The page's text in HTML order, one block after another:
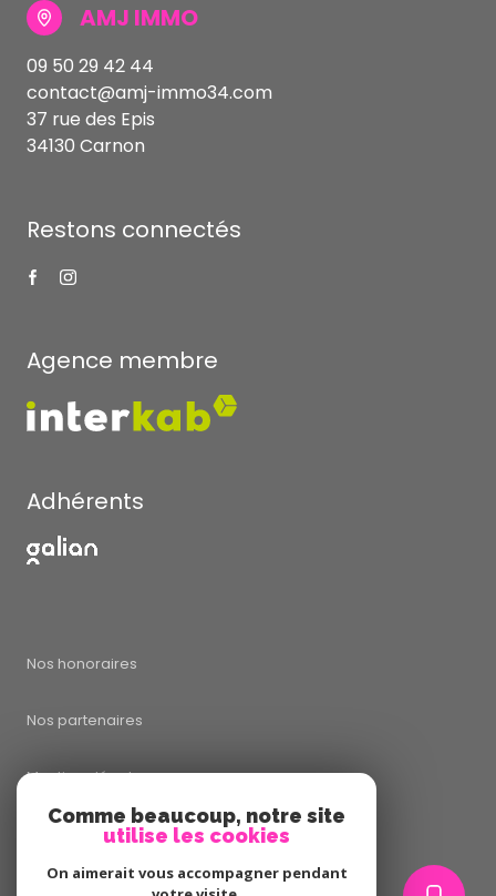
AMJ IMMO
09 50 29 42 44
contact@amj-immo34.com
37 rue des Epis
34130 Carnon
Restons connectés
Agence membre
Adhérents
Nos honoraires
Nos partenaires
Mentions légales
Comme beaucoup, notre site
utilise les cookies
On aimerait vous accompagner pendant